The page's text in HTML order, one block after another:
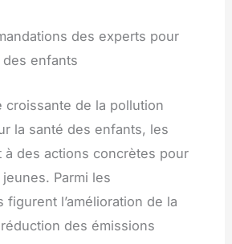
des experts pour
enfants
croissante de la pollution
la santé des enfants, les
à des actions concrètes pour
Parmi les
figurent l’amélioration de la
réduction des émissions